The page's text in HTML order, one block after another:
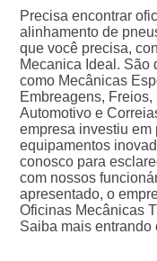
Precisa encontrar
alinhamento de
que você precisa,
Mecanica Ideal. São
como Mecânicas
Embreagens,
Automotivo e
empresa investiu em
equipamentos
conosco para
com nossos
apresentado, o
Oficinas Mecânicas
Saiba mais entrando